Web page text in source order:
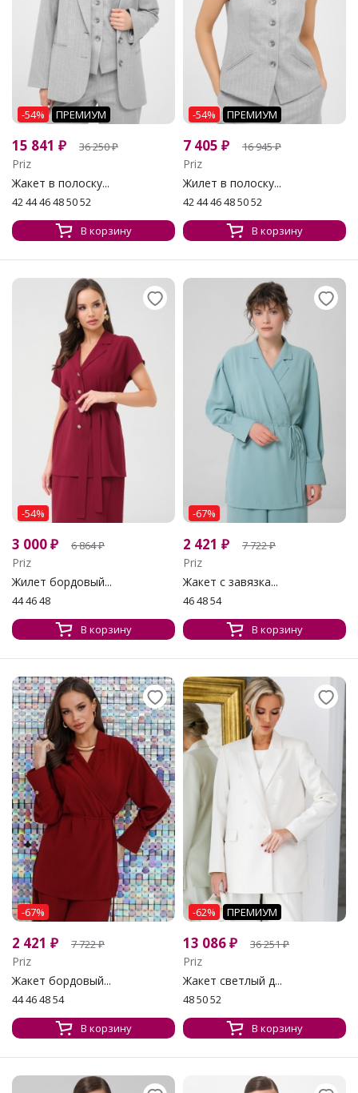
-54% ПРЕМИУМ
15 841 ₽ 36 250₽
Priz
Жакет в полоску...
42 44 46 48 50 52
В корзину
-54% ПРЕМИУМ
7 405 ₽ 16 945₽
Priz
Жилет в полоску...
42 44 46 48 50 52
В корзину
-54%
3 000₽ 6 864₽
Priz
Жилет бордовый...
44 46 48
В корзину
-67%
2 421 ₽ 7 722₽
Priz
Жакет с завязка...
46 48 54
В корзину
-67%
2 421 ₽ 7 722₽
Priz
Жакет бордовый...
44 46 48 54
В корзину
-62% ПРЕМИУМ
13 086₽ 36 251₽
Priz
Жакет светлый д...
48 50 52
В корзину